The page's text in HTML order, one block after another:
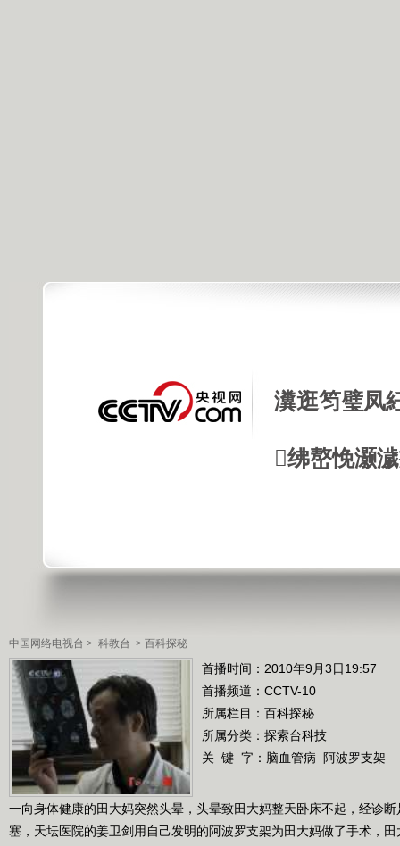
瀵逛笉璧凤
绋嶅悗灏
中国网络电视台 > 科教台 > 百科探秘
首播时间：2010年9月3日19:57
首播频道： CCTV-10
所属栏目： 百科探秘
所属分类：探索台科技
关 键 字： 脑血管病 阿波罗支架
一向身体健康的田大妈突然头晕，头晕致田大妈整天卧床不起，经诊
塞，天坛医院的姜卫剑用自己发明的阿波罗支架为田大妈做了手术，